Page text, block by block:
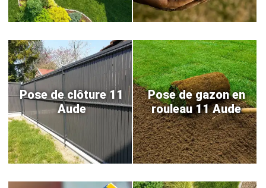
Pose de clôture 11
Aude
Pose de gazon en
rouleau 11 Aude